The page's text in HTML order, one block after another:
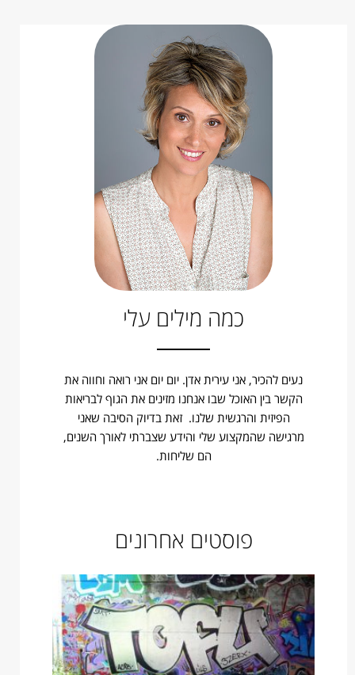
כמה מילים עלי
נעים להכיר, אני עירית אדן. יום יום אני רואה וחווה את
הקשר בין האוכל שבו אנחנו מזינים את הגוף לבריאות
הפיזית והרגשית שלנו. זאת בדיוק הסיבה שאני
מרגישה שהמקצוע שלי והידע שצברתי לאורך השנים,
הם שליחות.
פוסטים אחרונים